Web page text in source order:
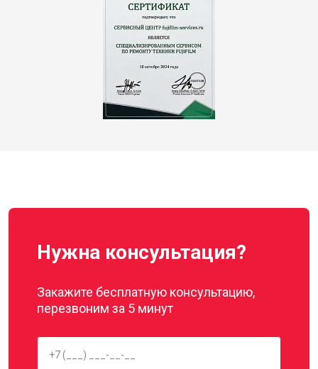
Нужна консультация?
Закажите бесплатную консультацию,
перезвоним за 5 минут